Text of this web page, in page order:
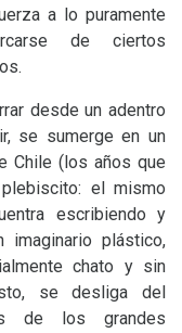
a lo puramente
de ciertos
desde un adentro
se sumerge en un
Chile (los años que
el mismo
escribiendo y
imaginario plástico,
chato y sin
se desliga del
de los grandes